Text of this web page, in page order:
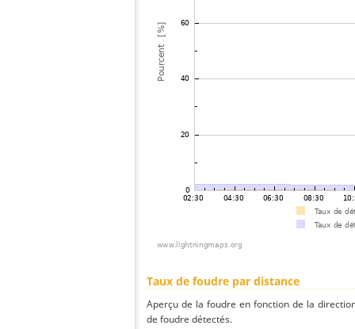
Taux de foudre par distance
Aperçu de la foudre en fonction de la
de foudre détectés.